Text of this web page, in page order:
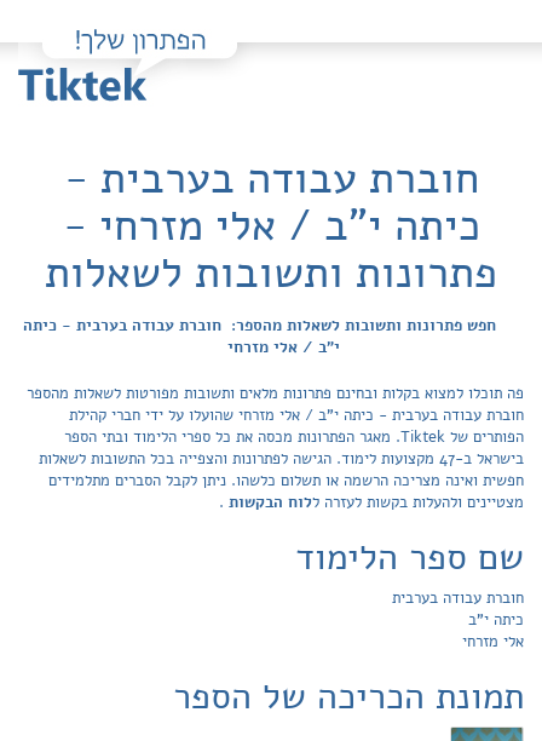
חוברת עבודה בערבית -
כיתה י"ב / אלי מזרחי -
פתרונות ותשובות לשאלות
חפש פתרונות ותשובות לשאלות מהספר: חוברת עבודה בערבית - כיתה
י"ב / אלי מזרחי
פה תוכלו למצוא בקלות ובחינם פתרונות מלאים ותשובות מפורטות לשאלות מהספר
חוברת עבודה בערבית - כיתה י"ב / אלי מזרחי שהועלו על ידי חברי קהילת
הפותרים של Tiktek. מאגר הפתרונות מכסה את כל ספרי הלימוד ובתי הספר
בישראל ב-47 מקצועות לימוד. הגישה לפתרונות והצפייה בכל התשובות לשאלות
חפשית ואינה מצריכה הרשמה או תשלום כלשהו. ניתן לקבל הסברים מתלמידים
מצטיינים ולהעלות בקשות לעזרה ללוח הבקשות .
שם ספר הלימוד
חוברת עבודה בערבית
כיתה י"ב
אלי מזרחי
תמונת הכריכה של הספר